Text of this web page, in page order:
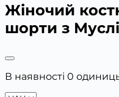
Жіночий
шорти з
В наявності 0